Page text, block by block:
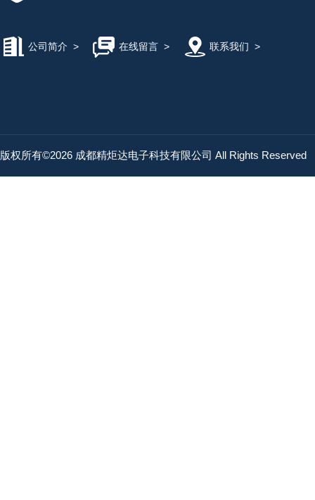
公司简介 > 在线留言> 联系我们 >
版权所有©2026 成都精炬达电子科技有限公司 All Rights Reserved